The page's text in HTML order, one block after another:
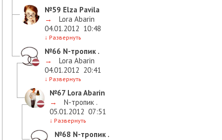
№59 Elza Pavila
→
Lora Abarin
04.01.2012 10:48
↓ Развернуть
№66 N-тропик .
→
Lora Abarin
04.01.2012 20:41
↓ Развернуть
№67 Lora Abarin
→
N-тропик .
05.01.2012 07:51
↓ Развернуть
№68 N-тропик .